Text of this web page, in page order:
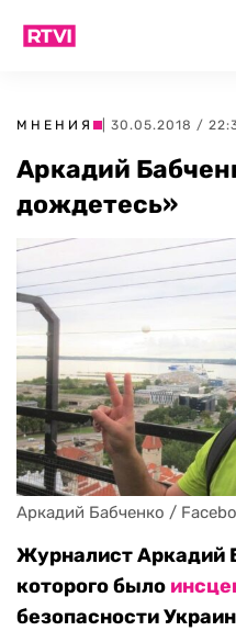
МНЕНИЯ | 30.05.2018 /
Аркадий
дождетесь»
Аркадий Бабченко /
Журналист Аркадий
которого было
безопасности